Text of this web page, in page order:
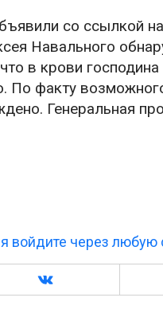
со ссылкой
Навального
в крови
По факту
Генеральная
войдите через любую